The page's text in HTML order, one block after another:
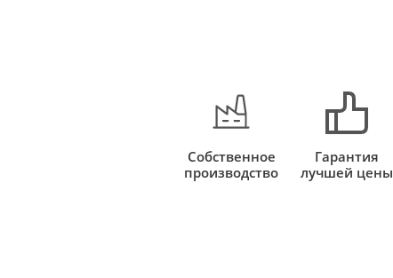
Собственное
производство
Гарантия
лучшей цены